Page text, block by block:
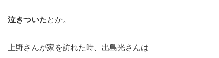
泣きついたとか。
上野さんが家を訪れた時、出島光さんは